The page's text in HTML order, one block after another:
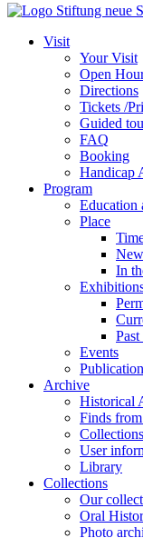
Visit
Your Visit
Open
Directions
Tickets /
Guided
FAQ
Booking
Handicap
Program
Education
Place
In
Events
Archive
Historical
Finds
Collections
User
Library
Collections
Our
Oral
Photo